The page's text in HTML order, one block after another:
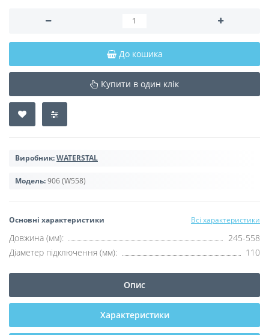
До кошика
Купити в один клік
Виробник:WATERSTAL
Модель:906 (W558)
Основні характеристики Всі характеристики
Довжина (мм):
245-558
Діаметер підключення (мм):
110
Опис
Характеристики